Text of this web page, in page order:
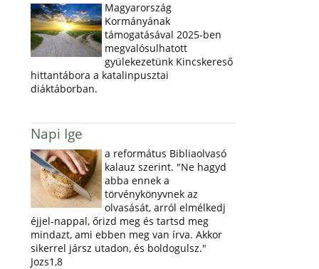
Magyarország
Kormányának
támogatásával 2025-ben
megvalósulhatott
gyülekezetünk Kincskereső
hittantábora a katalinpusztai
diáktáborban.
Napi Ige
a református Bibliaolvasó
kalauz szerint. "Ne hagyd
abba ennek a
törvénykönyvnek az
olvasását, arról elmélkedj
éjjel-nappal, őrizd meg és tartsd meg
mindazt, ami ebben meg van írva. Akkor
sikerrel jársz utadon, és boldogulsz."
Jozs1,8